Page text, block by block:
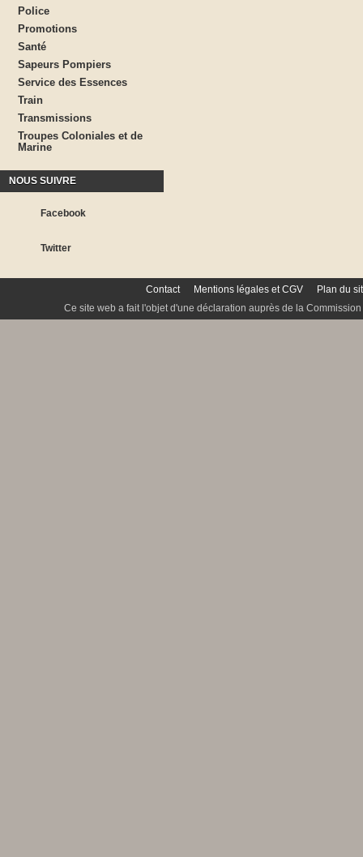
Police
Promotions
Santé
Sapeurs Pompiers
Service des Essences
Train
Transmissions
Troupes Coloniales et de
Marine
NOUS SUIVRE
Facebook
Twitter
Contact Mentions légales et CGV
Plan du
Ce site web a fait l'objet d'une déclaration auprès de la